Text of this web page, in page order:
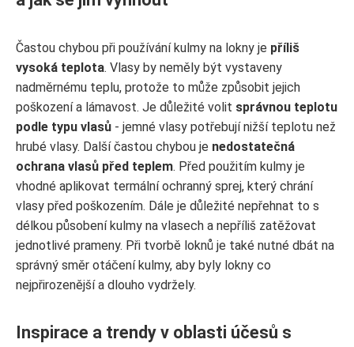
Častou chybou při používání kulmy na lokny je příliš
vysoká teplota. Vlasy by neměly být vystaveny
nadměrnému teplu, protože to může způsobit jejich
poškození a lámavost. Je důležité volit správnou teplotu
podle typu vlasů - jemné vlasy potřebují nižší teplotu než
hrubé vlasy. Další častou chybou je nedostatečná
ochrana vlasů před teplem. Před použitím kulmy je
vhodné aplikovat termální ochranný sprej, který chrání
vlasy před poškozením. Dále je důležité nepřehnat to s
délkou působení kulmy na vlasech a nepříliš zatěžovat
jednotlivé prameny. Při tvorbě loknů je také nutné dbát na
správný směr otáčení kulmy, aby byly lokny co
nejpřirozenější a dlouho vydržely.
Inspirace a trendy v oblasti účesů s